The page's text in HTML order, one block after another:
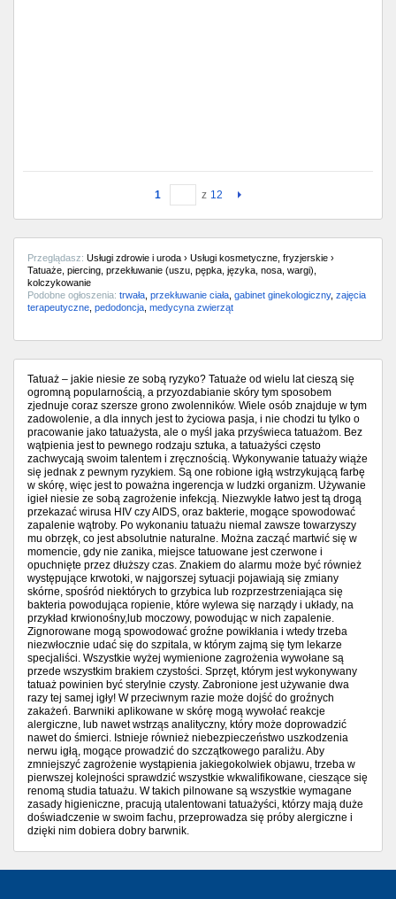
1 z 12
Przeglądasz: Usługi zdrowie i uroda › Usługi kosmetyczne, fryzjerskie ›
Tatuaże, piercing, przekłuwanie (uszu, pępka, języka, nosa, wargi),
kolczykowanie
Podobne ogłoszenia: trwała przekłuwanie ciała gabinet ginekologiczny, zajęcia
terapeutyczne pedodoncja medycyna zwierząt
Tatuaż – jakie niesie ze sobą ryzyko? Tatuaże od wielu lat cieszą się
ogromną popularnością, a przyozdabianie skóry tym sposobem
zjednuje coraz szersze grono zwolenników. Wiele osób znajduje w tym
zadowolenie, a dla innych jest to życiowa pasja, i nie chodzi tu tylko o
pracowanie jako tatuażysta, ale o myśl jaka przyświeca tatuażom. Bez
wątpienia jest to pewnego rodzaju sztuka, a tatuażyści często
zachwycają swoim talentem i zręcznością. Wykonywanie tatuaży wiąże
się jednak z pewnym ryzykiem. Są one robione igłą wstrzykującą farbę
w skórę, więc jest to poważna ingerencja w ludzki organizm. Używanie
igieł niesie ze sobą zagrożenie infekcją. Niezwykle łatwo jest tą drogą
przekazać wirusa HIV czy AIDS, oraz bakterie, mogące spowodować
zapalenie wątroby. Po wykonaniu tatuażu niemal zawsze towarzyszy
mu obrzęk, co jest absolutnie naturalne. Można zacząć martwić się w
momencie, gdy nie zanika, miejsce tatuowane jest czerwone i
opuchnięte przez dłuższy czas. Znakiem do alarmu może być również
występujące krwotoki, w najgorszej sytuacji pojawiają się zmiany
skórne, spośród niektórych to grzybica lub rozprzestrzeniająca się
bakteria powodująca ropienie, które wylewa się narządy i układy, na
przykład krwionośny,lub moczowy, powodując w nich zapalenie.
Zignorowane mogą spowodować groźne powikłania i wtedy trzeba
niezwłocznie udać się do szpitala, w którym zajmą się tym lekarze
specjaliści. Wszystkie wyżej wymienione zagrożenia wywołane są
przede wszystkim brakiem czystości. Sprzęt, którym jest wykonywany
tatuaż powinien być sterylnie czysty. Zabronione jest używanie dwa
razy tej samej igły! W przeciwnym razie może dojść do groźnych
zakażeń. Barwniki aplikowane w skórę mogą wywołać reakcje
alergiczne, lub nawet wstrząs analityczny, który może doprowadzić
nawet do śmierci. Istnieje również niebezpieczeństwo uszkodzenia
nerwu igłą, mogące prowadzić do szczątkowego paraliżu. Aby
zmniejszyć zagrożenie wystąpienia jakiegokolwiek objawu, trzeba w
pierwszej kolejności sprawdzić wszystkie wkwalifikowane, cieszące się
renomą studia tatuażu. W takich pilnowane są wszystkie wymagane
zasady higieniczne, pracują utalentowani tatuażyści, którzy mają duże
doświadczenie w swoim fachu, przeprowadza się próby alergiczne i
dzięki nim dobiera dobry barwnik.